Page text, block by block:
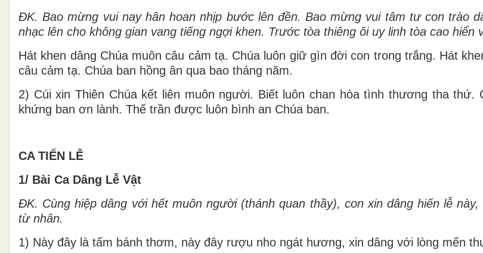
ĐK. Bao mừng vui nay hân hoan nhịp bước lên đền. Bao mừng vui tâm tư con trào
nhạc lên cho không gian vang tiếng ngợi khen. Trước tòa thiêng ôi uy linh tòa cao hiển
Hát khen dâng Chúa muôn câu cảm tạ. Chúa luôn giữ gìn đời con trong trắng. Hát
câu cảm tạ. Chúa ban hồng ân qua bao tháng năm.
2) Cúi xin Thiên Chúa kết liên muôn người. Biết luôn chan hòa tình thương tha thứ.
khứng ban ơn lành. Thế trần được luôn bình an Chúa ban.
CA TIẾN LỄ
1/ Bài Ca Dâng Lễ Vật
ĐK. Cùng hiệp dâng với hết muôn người (thánh quan thầy), con xin dâng hiến lễ
từ nhân.
1) Này đây là tấm bánh thơm, này đây rượu nho ngát hương, xin dâng với lòng mến